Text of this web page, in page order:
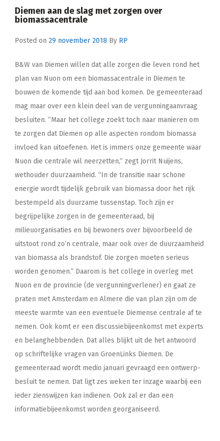
Diemen aan de slag met zorgen over
biomassacentrale
Posted on 29 november 2018 By RP
B&W van Diemen willen dat alle zorgen die leven rond het
plan van Nuon om een biomassacentrale in Diemen te
bouwen de komende tijd aan bod komen. De gemeenteraad
mag maar over een klein deel van de vergunningaanvraag
besluiten. ‘’Maar het college zoekt toch naar manieren om
te zorgen dat Diemen op alle aspecten rondom biomassa
invloed kan uitoefenen. Het is immers onze gemeente waar
Nuon die centrale wil neerzetten,” zegt Jorrit Nuijens,
wethouder duurzaamheid. “In de transitie naar schone
energie wordt tijdelijk gebruik van biomassa door het rijk
bestempeld als duurzame tussenstap. Toch zijn er
begrijpelijke zorgen in de gemeenteraad, bij
milieuorganisaties en bij bewoners over bijvoorbeeld de
uitstoot rond zo’n centrale, maar ook over de duurzaamheid
van biomassa als brandstof. Die zorgen moeten serieus
worden genomen.” Daarom is het college in overleg met
Nuon en de provincie (de vergunningverlener) en gaat ze
praten met Amsterdam en Almere die van plan zijn om de
meeste warmte van een eventuele Diemense centrale af te
nemen. Ook komt er een discussiebijeenkomst met experts
en belanghebbenden. Dat alles blijkt uit de het antwoord
op schriftelijke vragen van GroenLinks Diemen. De
gemeenteraad wordt medio januari gevraagd een ontwerp-
besluit te nemen. Dat ligt zes weken ter inzage waarbij een
ieder zienswijzen kan indienen. Ook zal er dan een
informatiebijeenkomst worden georganiseerd.